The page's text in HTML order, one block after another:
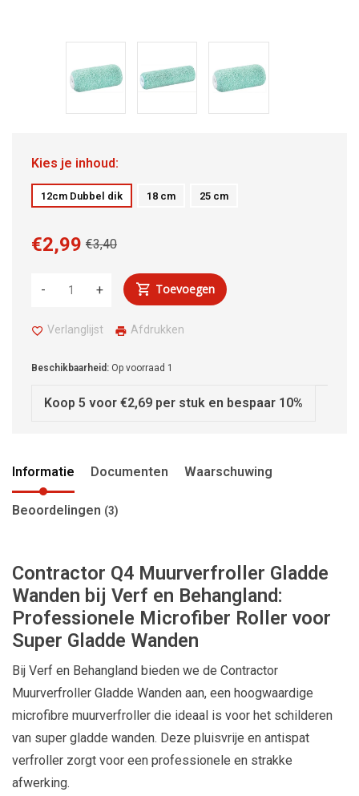
Kies je inhoud:
12cm Dubbel dik 18 cm 25 cm
€3,40
€2,99
+
- Toevoegen
Verlanglijst Afdrukken
Beschikbaarheid: Op voorraad 1
Koop 5 voor €2,69 per stuk en bespaar 10%
Informatie Documenten Waarschuwing
Beoordelingen (3)
Contractor Q4 Muurverfroller Gladde
Wanden bij Verf en Behangland:
Professionele Microfiber Roller voor
Super Gladde Wanden
Bij Verf en Behangland bieden we de Contractor
Muurverfroller Gladde Wanden aan, een hoogwaardige
microfibre muurverfroller die ideaal is voor het schilderen
van super gladde wanden. Deze pluisvrije en antispat
verfroller zorgt voor een professionele en strakke
afwerking.